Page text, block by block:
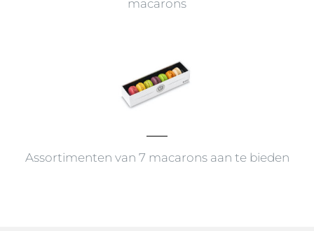
macarons
Assortimenten van 7 macarons aan te bieden